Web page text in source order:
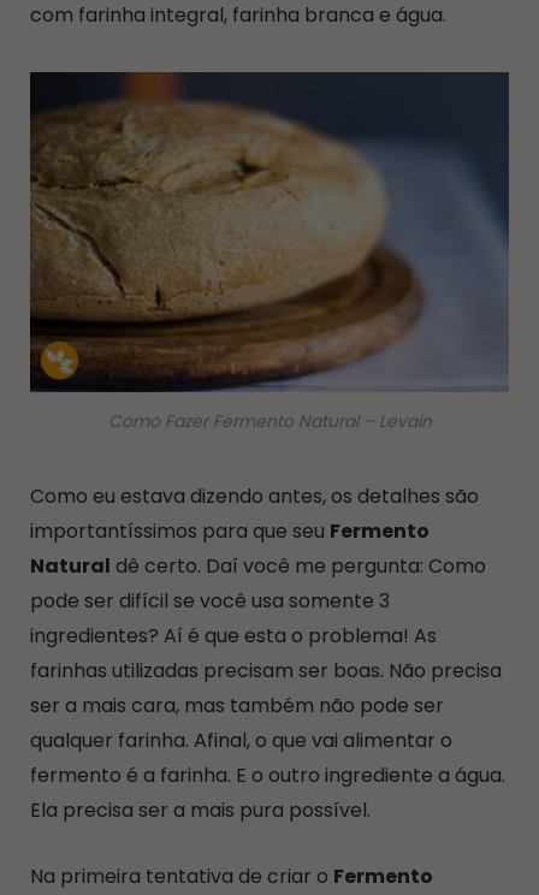
com farinha integral, farinha branca e água.
Como Fazer Fermento Natural – Levain
Como eu estava dizendo antes, os detalhes são
importantíssimos para que seu Fermento
Natural dê certo. Daí você me pergunta: Como
pode ser difícil se você usa somente 3
ingredientes? Aí é que esta o problema! As
farinhas utilizadas precisam ser boas. Não precisa
ser a mais cara, mas também não pode ser
qualquer farinha. Afinal, o que vai alimentar o
fermento é a farinha. E o outro ingrediente a água.
Ela precisa ser a mais pura possível.
Na primeira tentativa de criar o Fermento